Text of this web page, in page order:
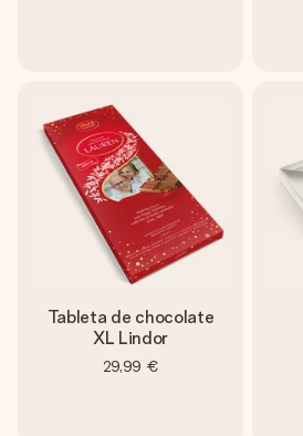
Tableta de chocolate
XL Lindor
29,99 €